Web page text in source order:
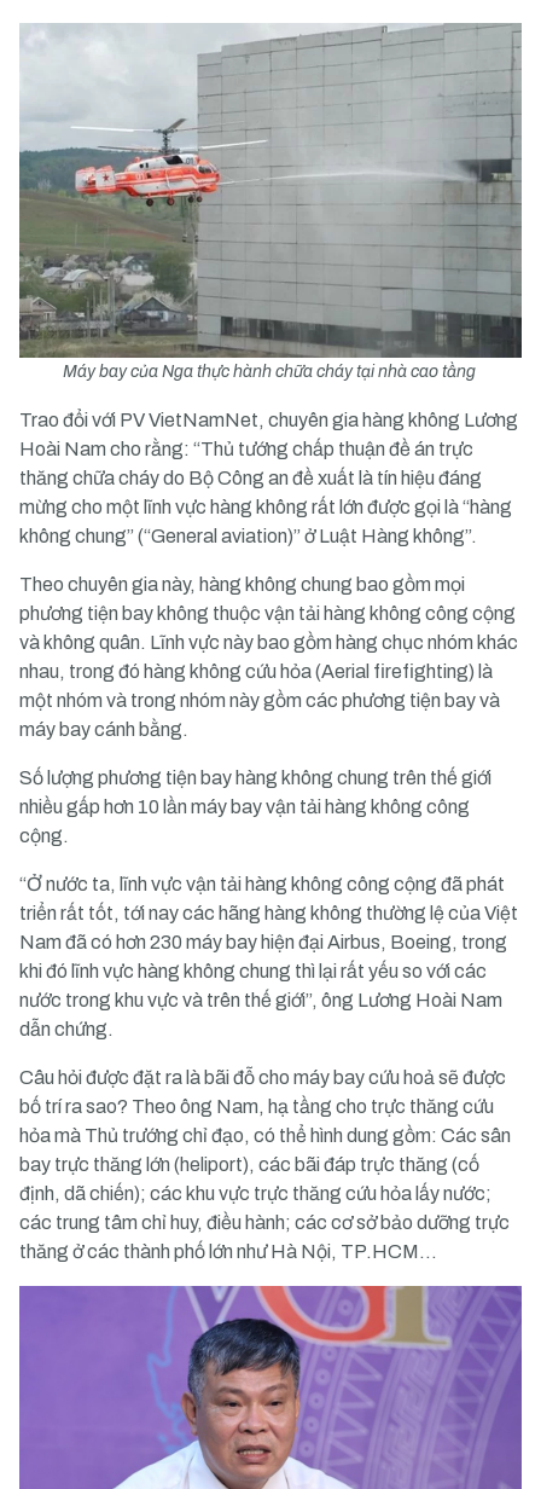
Máy bay của Nga thực hành chữa cháy tại nhà cao tầng
Trao đổi với PV VietNamNet, chuyên gia hàng không Lương
Hoài Nam cho rằng: “Thủ tướng chấp thuận đề án trực
thăng chữa cháy do Bộ Công an đề xuất là tín hiệu đáng
mừng cho một lĩnh vực hàng không rất lớn được gọi là “hàng
không chung” (“General aviation)” ở Luật Hàng không”.
Theo chuyên gia này, hàng không chung bao gồm mọi
phương tiện bay không thuộc vận tải hàng không công cộng
và không quân. Lĩnh vực này bao gồm hàng chục nhóm khác
nhau, trong đó hàng không cứu hỏa (Aerial firefighting) là
một nhóm và trong nhóm này gồm các phương tiện bay và
máy bay cánh bằng.
Số lượng phương tiện bay hàng không chung trên thế giới
nhiều gấp hơn 10 lần máy bay vận tải hàng không công
cộng.
“Ở nước ta, lĩnh vực vận tải hàng không công cộng đã phát
triển rất tốt, tới nay các hãng hàng không thường lệ của Việt
Nam đã có hơn 230 máy bay hiện đại Airbus, Boeing, trong
khi đó lĩnh vực hàng không chung thì lại rất yếu so với các
nước trong khu vực và trên thế giới”, ông Lương Hoài Nam
dẫn chứng.
Câu hỏi được đặt ra là bãi đỗ cho máy bay cứu hoả sẽ được
bố trí ra sao? Theo ông Nam, hạ tầng cho trực thăng cứu
hỏa mà Thủ trướng chỉ đạo, có thể hình dung gồm: Các sân
bay trực thăng lớn (heliport), các bãi đáp trực thăng (cố
định, dã chiến); các khu vực trực thăng cứu hỏa lấy nước;
các trung tâm chỉ huy, điều hành; các cơ sở bảo dưỡng trực
thăng ở các thành phố lớn như Hà Nội, TP.HCM…